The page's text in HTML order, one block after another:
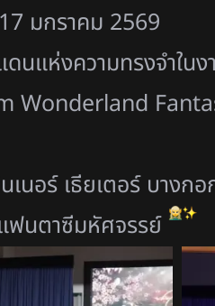
มกราคม 2569
ดนแห่งความทรงจำใน
Wonderland
นอร์ เธียเตอร์ บางกอ
นตาซีมหัศจรรย์